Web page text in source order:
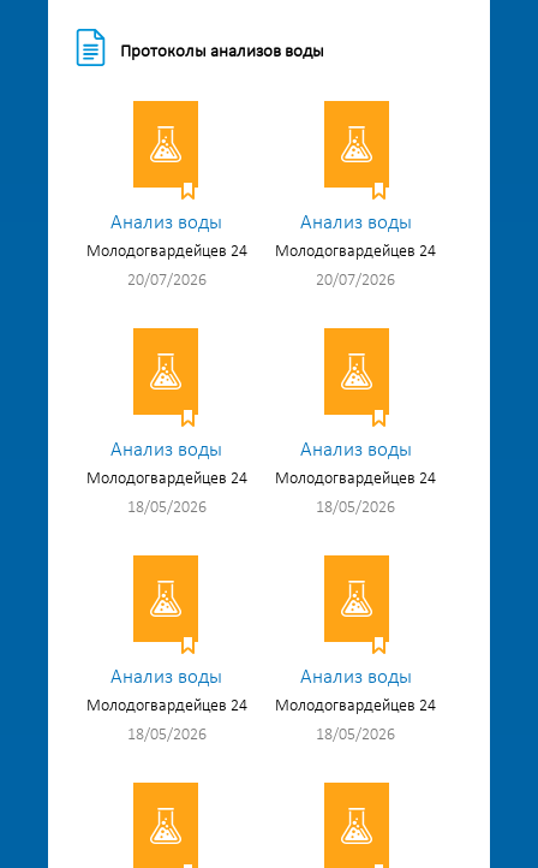
Протоколы анализов воды
Анализ воды
Молодогвардейцев 24
20/07/2026
Анализ воды
Молодогвардейцев 24
20/07/2026
Анализ воды
Молодогвардейцев 24
18/05/2026
Анализ воды
Молодогвардейцев 24
18/05/2026
Анализ воды
Молодогвардейцев 24
18/05/2026
Анализ воды
Молодогвардейцев 24
18/05/2026